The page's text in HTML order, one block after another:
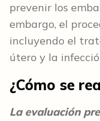
prevenir los
embargo, el
incluyendo el
útero y la
¿Cómo se
La evaluación